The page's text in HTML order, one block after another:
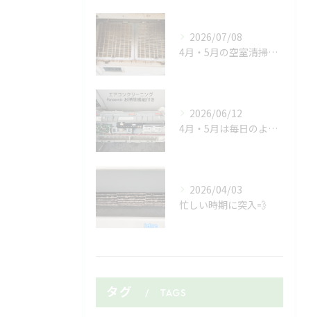
2026/07/08
4月・5月の空室清掃ラッシュがようやく落ち着いたと思ったら、...
2026/06/12
4月・5月は毎日のようにマンションやアパートの空室清掃🏠✨
2026/04/03
忙しい時期に突入💨
タグ TAGS